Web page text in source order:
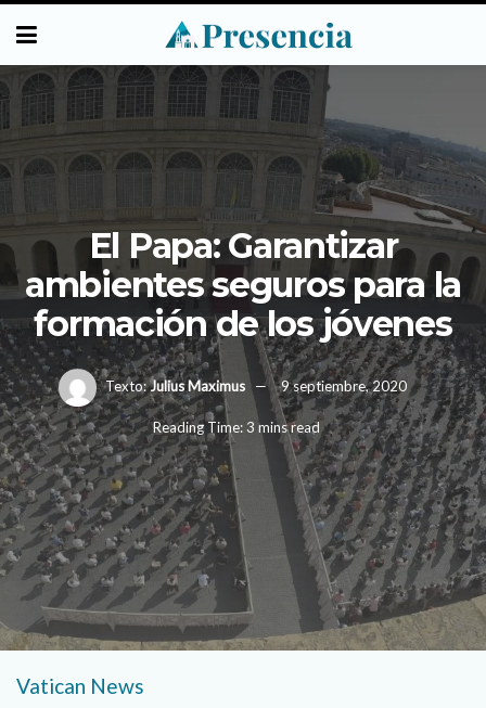
El Papa: Garantizar
ambientes seguros para la
formación de los jóvenes
Texto:Julius Maximus 9 septiembre, 2020
Reading Time: 3 mins read
Vatican News